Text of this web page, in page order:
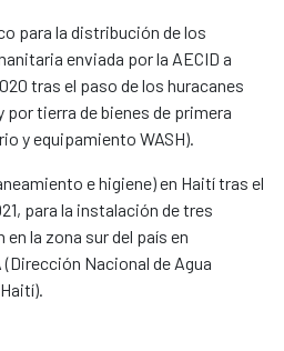
para la distribución de los
enviada por la AECID a
tras el paso de los huracanes
por tierra de bienes de primera
y equipamiento WASH).
e higiene) en Haití tras el
para la instalación de tres
la zona sur del país en
Nacional de Agua